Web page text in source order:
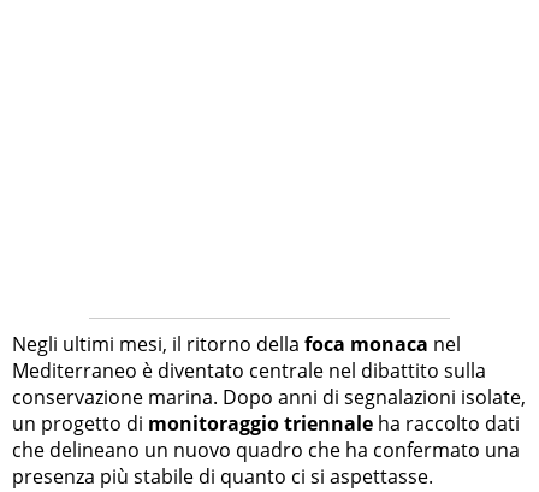
Negli ultimi mesi, il ritorno della foca monaca nel
Mediterraneo è diventato centrale nel dibattito sulla
conservazione marina. Dopo anni di segnalazioni isolate,
un progetto di monitoraggio triennale ha raccolto dati
che delineano un nuovo quadro che ha confermato una
presenza più stabile di quanto ci si aspettasse.